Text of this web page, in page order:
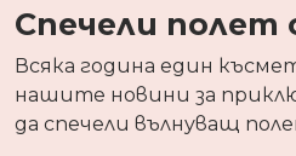
Спечели полет
Всяка година един
нашите новини за
да спечели вълнуващ